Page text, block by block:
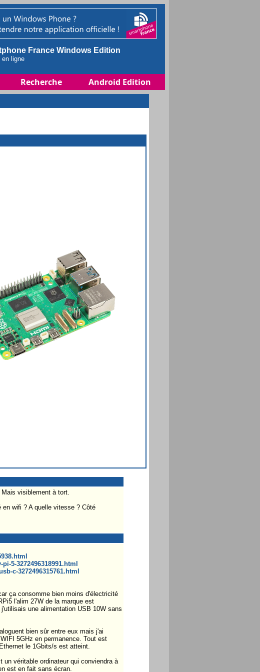
France Windows Edition
ligne
Recherche Android Edition
visiblement à tort.
wifi ? A quelle vitesse ? Côté
5-3272496318991.html
c-3272496315761.html
ça consomme bien moins d'électricité
l'alim 27W de la marque est
une alimentation USB 10W sans
bien sûr entre eux mais j'ai
5GHz en permanence. Tout est
le 1Gbits/s est atteint.
véritable ordinateur qui conviendra à
est en fait sans écran.